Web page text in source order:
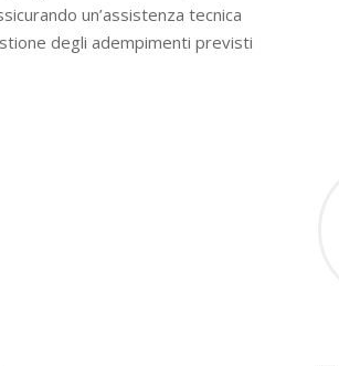
un’assistenza tecnica
degli adempimenti previsti